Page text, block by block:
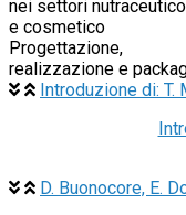
nei settori nutraceutico
e cosmetico
Progettazione,
realizzazione e
Introduzione di: T.
D. Buonocore, E.